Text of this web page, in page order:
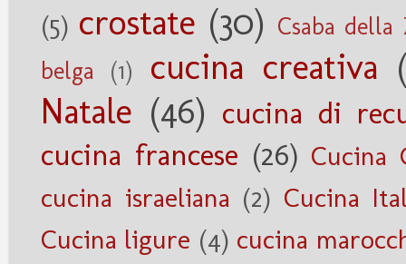
(5) crostate (30) Csaba della
belga
(1) cucina creativa
Natale (46) cucina di
cucina francese (26) Cucina
cucina israeliana (2) Cucina
Cucina ligure (4) cucina